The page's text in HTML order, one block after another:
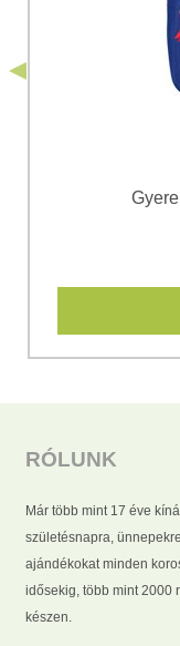
RÓLUNK
Már több mint 17 éve
születésnapra,
ajándékokat minden
idősekig, több mint 2000
készen.